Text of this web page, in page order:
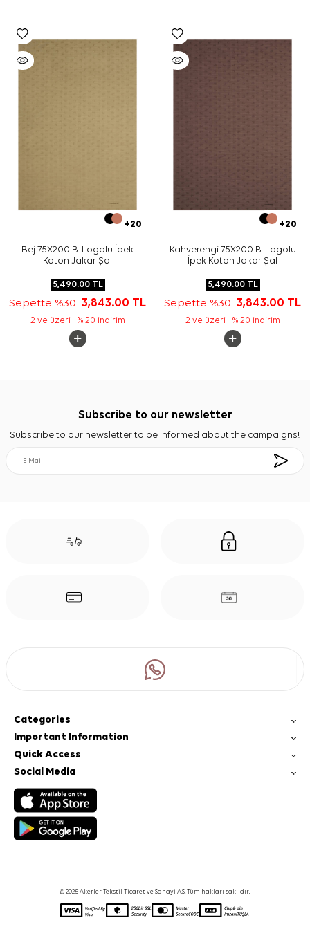
+20
Bej 75X200 B. Logolu İpek
Koton Jakar Şal
5,490.00TL
Sepette %30 3,843.00 TL
2 ve üzeri +% 20 indirim
+20
Kahverengi 75X200 B. Logolu
İpek Koton Jakar Şal
5,490.00TL
Sepette %30 3,843.00 TL
2 ve üzeri +% 20 indirim
Subscribe to our newsletter
Subscribe to our newsletter to be informed about the campaigns!
Categories
Important Information
Quick Access
Social Media
© 2025 Akerler Tekstil Ticaret ve Sanayi A.Ş. Tüm hakları saklıdır.